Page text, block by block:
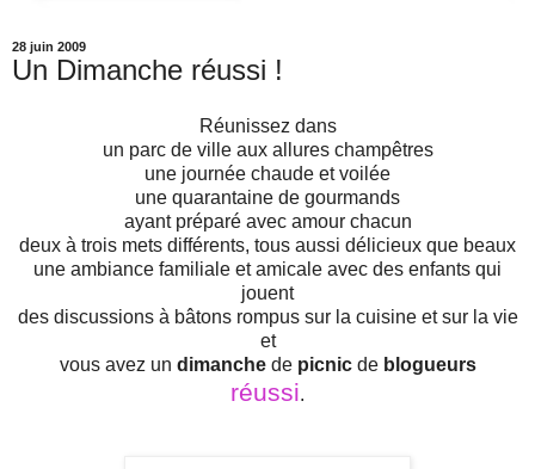
28 juin 2009
Un Dimanche réussi !
Réunissez dans
un parc de ville aux allures champêtres
une journée chaude et voilée
une quarantaine de gourmands
ayant préparé avec amour chacun
deux à trois mets différents, tous aussi délicieux que beaux
une ambiance familiale et amicale avec des enfants qui
jouent
des discussions à bâtons rompus sur la cuisine et sur la vie
et
vous avez un dimanchede picnicde blogueurs
réussi.